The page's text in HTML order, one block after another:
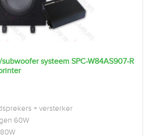
systeem SPC-W84AS907-R
+ versterker
60W